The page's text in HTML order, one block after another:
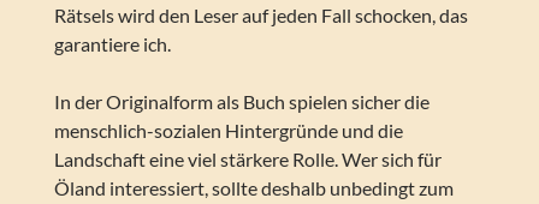
Rätsels wird den Leser auf jeden Fall schocken, das
garantiere ich.
In der Originalform als Buch spielen sicher die
menschlich-sozialen Hintergründe und die
Landschaft eine viel stärkere Rolle. Wer sich für
Öland interessiert, sollte deshalb unbedingt zum